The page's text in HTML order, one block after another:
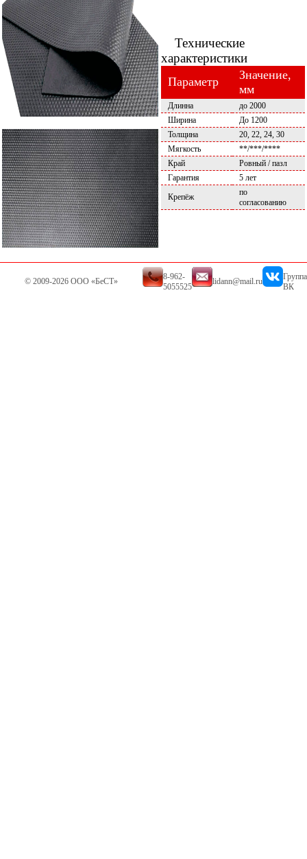
Технические
характеристики
Параметр
Значение,
мм
Длинна
до 2000
Ширина
До 1200
Толщина
20, 22, 24, 30
Мягкость
**/***/****
Край
Ровный / пазл
Гарантия
5 лет
Крепёж
по
согласованию
© 2009-2026 ООО «БеСТ»
8-962-
5055525
lidann@mail.ru
Группа
ВК